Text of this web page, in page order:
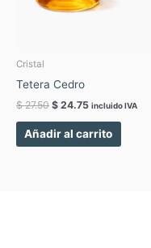
Cristal
Tetera Cedro
$27.50 $ 24.75 incluido IVA
Añadir al carrito